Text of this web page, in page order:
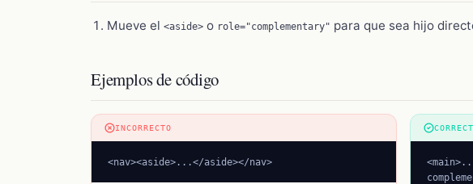
Mueve el <aside> o role="complementary" para que sea hijo
Ejemplos de código
INCORRECTO
<nav><aside>...</aside></nav>